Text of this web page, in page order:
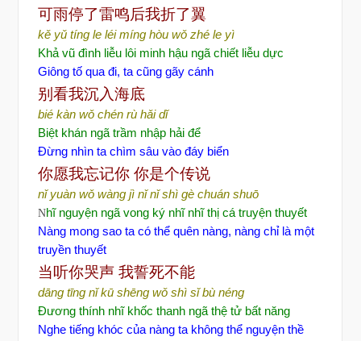
可雨停了雷鸣后我折了翼
kě yǔ tíng le léi míng hòu wǒ zhé le yì
Khả vũ đình liễu lôi minh hậu ngã chiết liễu dực
Giông tố qua đi, ta cũng gãy cánh
别看我沉入海底
bié kàn wǒ chén rù hǎi dǐ
Biệt khán ngã trầm nhập hải để
Đừng nhìn ta chìm sâu vào đáy biển
你愿我忘记你 你是个传说
nǐ yuàn wǒ wàng jì nǐ nǐ shì gè chuán shuō
Nhĩ nguyện ngã vong ký nhĩ nhĩ thị cá truyện thuyết
Nàng mong sao ta có thể quên nàng, nàng chỉ là một
truyền thuyết
当听你哭声 我誓死不能
dāng tīng nǐ kū shēng wǒ shì sǐ bù néng
Đương thính nhĩ khốc thanh ngã thệ tử bất năng
Nghetiếng khóc của nàng ta không thể nguyện thề